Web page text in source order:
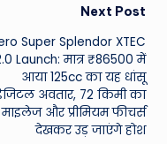
Next Post
Super Splendor XTEC
Launch: मात्र ₹86500 में
आया 125cc का यह धांसू
अवतार, 72 किमी का
माइलेज और प्रीमियम फीचर्स
देखकर उड़ जाएंगे होश